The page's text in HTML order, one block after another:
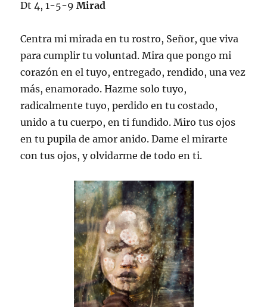
Dt 4, 1-5-9Mirad
Centra mi mirada en tu rostro, Señor, que viva
para cumplir tu voluntad. Mira que pongo mi
corazón en el tuyo, entregado, rendido, una vez
más, enamorado. Hazme solo tuyo,
radicalmente tuyo, perdido en tu costado,
unido a tu cuerpo, en ti fundido. Miro tus ojos
en tu pupila de amor anido. Dame el mirarte
con tus ojos, y olvidarme de todo en ti.